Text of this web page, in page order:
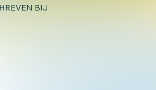
BIJ